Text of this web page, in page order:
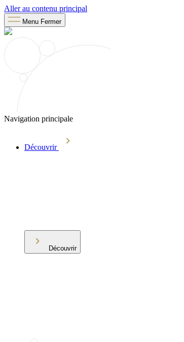
Aller au contenu principal
Menu Fermer
Navigation principale
Découvrir
Découvrir